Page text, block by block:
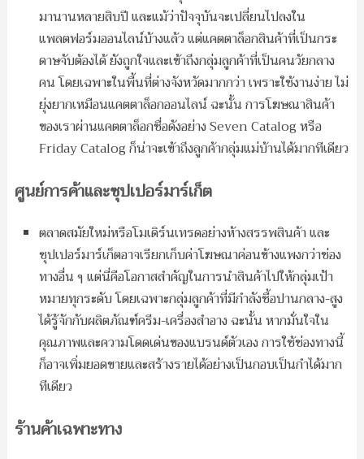
มานานหลายสิบปี และแม้ว่าปัจจุบันจะเปลี่ยนไปลงใน
แพลตฟอร์มออนไลน์บ้างแล้ว แต่แคตตาล็อกสินค้าที่เป็นกระ
ดาษจับต้องได้ ยังถูกใจและเข้าถึงกลุ่มลูกค้าที่เป็นคนวัยกลาง
คน โดยเฉพาะในพื้นที่ต่างจังหวัดมากกว่า เพราะใช้งานง่าย ไม่
ยุ่งยากเหมือนแคตตาล็อกออนไลน์ ฉะนั้น การโฆษณาสินค้า
ของเราผ่านแคตตาล็อกชื่อดังอย่าง Seven Catalog หรือ
Friday Catalog ก็น่าจะเข้าถึงลูกค้ากลุ่มแม่บ้านได้มากทีเดียว
ศูนย์การค้าและซุปเปอร์มาร์เก็ต
ตลาดสมัยใหม่หรือโมเดิร์นเทรดอย่างห้างสรรพสินค้า และ
ซุปเปอร์มาร์เก็ตอาจเรียกเก็บค่าโฆษณาค่อนข้างแพงกว่าช่อง
ทางอื่น ๆ แต่นี่คือโอกาสสำคัญในการนำสินค้าไปให้กลุ่มเป้า
หมายทุกระดับ โดยเฉพาะกลุ่มลูกค้าที่มีกำลังซื้อปานกลาง-สูง
ได้รู้จักกับผลิตภัณฑ์ครีม-เครื่องสำอาง ฉะนั้น หากมั่นใจใน
คุณภาพและความโดดเด่นของแบรนด์ตัวเอง การใช้ช่องทางนี้
ก็อาจเพิ่มยอดขายและสร้างรายได้อย่างเป็นกอบเป็นกำได้มาก
ทีเดียว
ร้านค้าเฉพาะทาง